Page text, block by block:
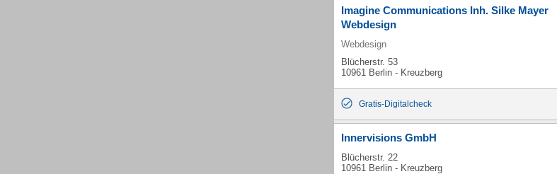
Imagine Communications Inh. Silke Mayer
Webdesign
Webdesign
Blücherstr. 53
10961 Berlin - Kreuzberg
Gratis-Digitalcheck
Innervisions GmbH
Blücherstr. 22
10961 Berlin - Kreuzberg